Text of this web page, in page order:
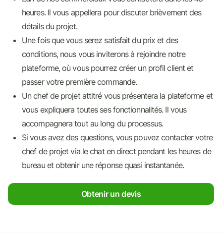
heures. Il vous appellera pour discuter brièvement des
détails du projet.
Une fois que vous serez satisfait du prix et des
conditions, nous vous inviterons à rejoindre notre
plateforme, où vous pourrez créer un profil client et
passer votre première commande.
Un chef de projet attitré vous présentera la plateforme et
vous expliquera toutes ses fonctionnalités. Il vous
accompagnera tout au long du processus.
Si vous avez des questions, vous pouvez contacter votre
chef de projet via le chat en direct pendant les heures de
bureau et obtenir une réponse quasi instantanée.
Obtenir un devis